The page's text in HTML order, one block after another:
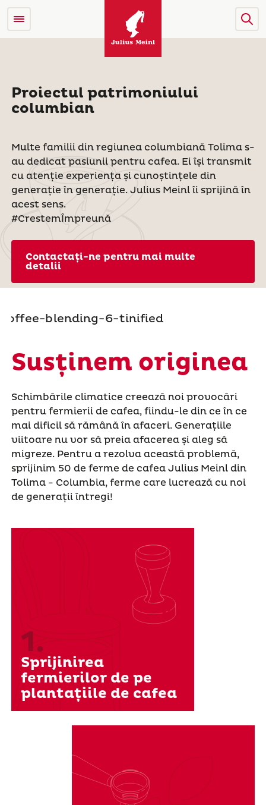
Proiectul patrimoniului
columbian
Multe familii din regiunea columbiană Tolima s-
au dedicat pasiunii pentru cafea. Ei își transmit
cu atenție experiența și cunoștințele din
generație în generație. Julius Meinl îi sprijină în
acest sens.
#CrestemÎmpreună
Contactați-ne pentru mai multe
detalii
Susținem originea
Schimbările climatice creează noi provocări
pentru fermierii de cafea, fiindu-le din ce în ce
mai dificil să rămână în afaceri. Generațiile
viitoare nu vor să preia afacerea și aleg să
migreze. Pentru a rezolva această problemă,
sprijinim 50 de ferme de cafea Julius Meinl din
Tolima - Columbia, ferme care lucrează cu noi
de generații întregi!
1.
Sprijinirea
fermierilor de pe
plantațiile de cafea